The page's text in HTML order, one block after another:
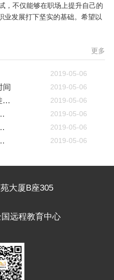
，不仅能够在职场上提升自己的
业发展打下坚实的基础。希望以
更多
2019-05-06
间 2019-05-06
[围观]PMP能挂靠吗？PMP挂靠一年多少钱 2019-05-06
考纲有哪些变化 2019-05-06
试什么时候开考 2019-05-06
考试报名通知 2019-05-06
大厦B座305
远程教育中心